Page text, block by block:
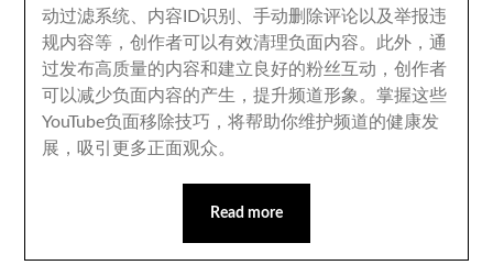
动过滤系统
内容ID识别 、手动删除评论以及举报违
规内容等 ，创作者可以有效清理负面内容。 此外 ，通
过发布高质量的内容和建立良好的粉丝互动 ，创作者
可以减少负面内容的产生 ，提升频道形象 。掌握这些
YouTube负面移除技巧 ，将帮助你维护频道的健康发
展 ， 吸引更多正面观众。
Read more